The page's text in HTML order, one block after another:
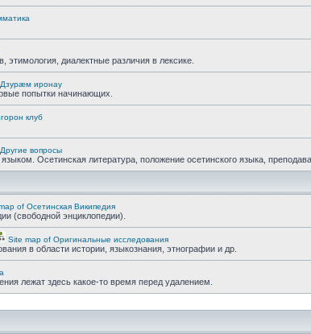
этимология, диалектные различия в лексике.
иронау
попытки начинающих.
клуб
вопросы
Осетинская литература, положение осетинского языка,
of Осетинская Википедия
(свободной энциклопедии).
Site map of Оригинальные исследования
в области истории, языкознания, этнографии и др.
лежат здесь какое-то время перед удалением.